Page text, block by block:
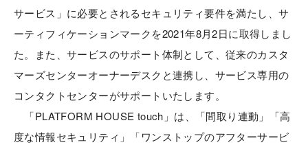
サービス」に必要とされるセキュリティ要件を満たし、サ
ーティフィケーションマークを2021年8月2日に取得しまし
た。また、サービスのサポート体制として、従来のカスタ
マーズセンターオーナーデスクと連携し、サービス専用の
コンタクトセンターがサポートいたします。
「PLATFORM HOUSE touch」は、「間取り連動」「高
度な情報セキュリティ」「ワンストップのアフターサービ